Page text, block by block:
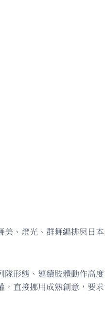
、燈光、群舞編排與日
形態、連續肢體動作高度
直接挪用成熟創意，要